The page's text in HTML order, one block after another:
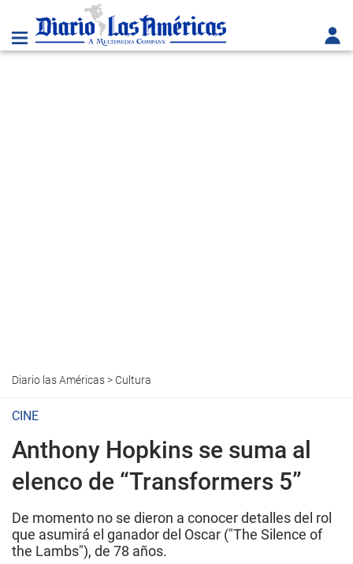
Diario las Américas> Cultura
CINE
Anthony Hopkins se suma al
elenco de “Transformers 5”
De momento no se dieron a conocer detalles del rol
que asumirá el ganador del Oscar ("The Silence of
the Lambs"), de 78 años.